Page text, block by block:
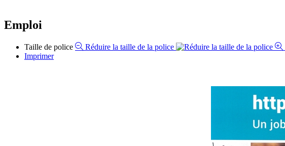
Emploi
Taille de police Réduire la taille de la police
Imprimer